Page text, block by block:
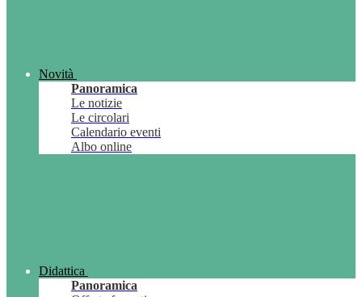
Novità
Panoramica
Le notizie
Le circolari
Calendario eventi
Albo online
Didattica
Panoramica